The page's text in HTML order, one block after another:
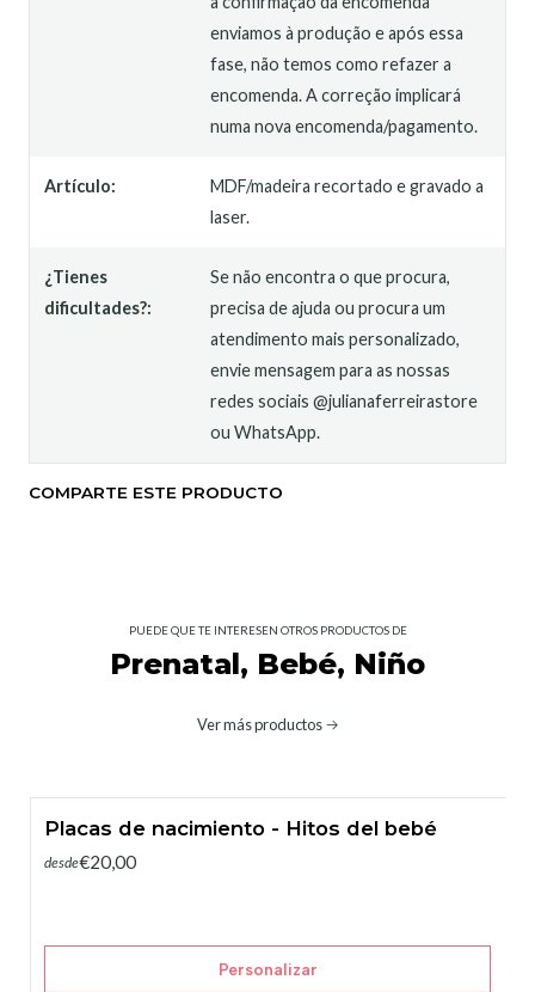
enviamos à produção e após essa
fase, não temos como refazer a
encomenda. A correção implicará
numa nova encomenda/pagamento.
Artículo:
MDF/madeira recortado e gravado a
laser.
¿Tienes
dificultades?:
Se não encontra o que procura,
precisa de ajuda ou procura um
atendimento mais personalizado,
envie mensagem para as nossas
redes sociais @julianaferreirastore
ou WhatsApp.
COMPARTE ESTE PRODUCTO
PUEDE QUE TE INTERESEN OTROS PRODUCTOS DE
Prenatal, Bebé, Niño
Ver más productos
Placas de nacimiento - Hitos del bebé
desde€20,00
Personalizar